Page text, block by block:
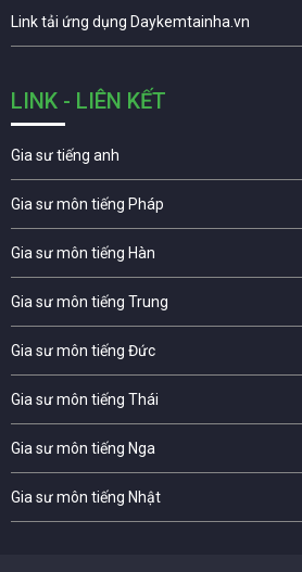
Link tải ứng dụng Daykemtainha.vn
LINK - LIÊN KẾT
Gia sư tiếng anh
Gia sư môn tiếng Pháp
Gia sư môn tiếng Hàn
Gia sư môn tiếng Trung
Gia sư môn tiếng Đức
Gia sư môn tiếng Thái
Gia sư môn tiếng Nga
Gia sư môn tiếng Nhật